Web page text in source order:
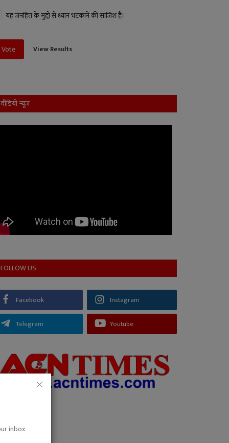
inbox
यह जनहित के मुद्दों से ध्यान भटकाने की साजिश है।
Vote View Results
वीडियो न्यूज
FOLLOW US
Facebook Instagram
Telegram Youtube